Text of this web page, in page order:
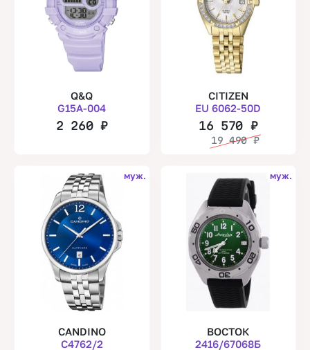
Q&Q
G15A-004
2 260 ₽
CITIZEN
EU 6062-50D
16 570 ₽
19 490₽
муж.
CANDINO
C4762/2
муж.
ВОСТОК
2416/67068Б